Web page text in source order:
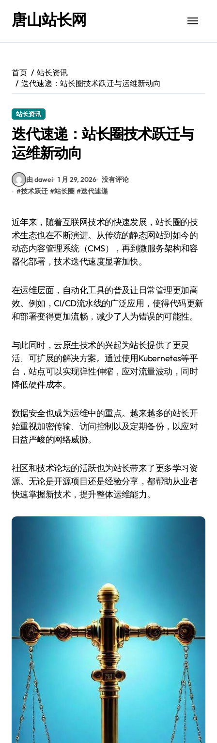
唐山站长网
首页
站长资讯
迭代速递：站长圈技术跃迁与运维新动向
站长资讯
迭代速递：站长圈技术跃迁与
运维新动向
由 dawei 1 月 29, 2026 没有评论
#技术跃迁 #站长圈 #迭代速递
近年来，随着互联网技术的快速发展，站长圈的技
术生态也在不断演进。从传统的静态网站到如今的
动态内容管理系统（CMS），再到微服务架构和容
器化部署，技术迭代速度显著加快。
在运维层面，自动化工具的普及让日常管理更加高
效。例如，CI/CD流水线的广泛应用，使得代码更新
和部署变得更加流畅，减少了人为错误的可能性。
与此同时，云原生技术的兴起为站长提供了更灵
活、可扩展的解决方案。通过使用Kubernetes等平
台，站点可以实现弹性伸缩，应对流量波动，同时
降低硬件成本。
数据安全也成为运维中的重点。越来越多的站长开
始重视加密传输、访问控制以及定期备份，以应对
日益严峻的网络威胁。
社区和技术论坛的活跃也为站长带来了更多学习资
源。无论是开源项目还是经验分享，都帮助从业者
快速掌握新技术，提升整体运维能力。